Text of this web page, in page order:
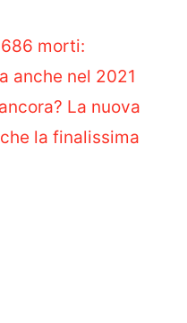
morti:
anche nel 2021
La nuova
la finalissima